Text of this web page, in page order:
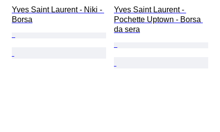
Yves Saint Laurent - Niki -
Borsa
Yves Saint Laurent -
Pochette Uptown - Borsa
da sera